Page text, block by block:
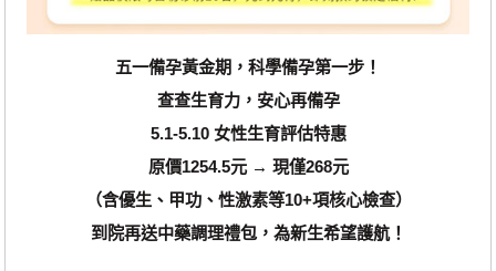
五一備孕黃金期，科學備孕第一步！
查查生育力，安心再備孕
5.1-5.10 女性生育評估特惠
原價1254.5元 → 現僅268元
（含優生、甲功、性激素等10+項核心檢查）
到院再送中藥調理禮包，為新生希望護航！